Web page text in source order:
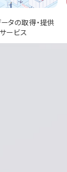
の展示会や見本
催サービス